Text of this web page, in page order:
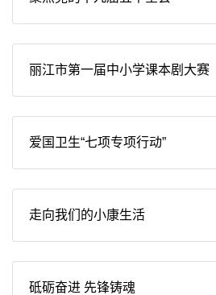
丽江市第一届中小学课本剧大赛
爱国卫生“七项专项行动”
走向我们的小康生活
砥砺奋进 先锋铸魂